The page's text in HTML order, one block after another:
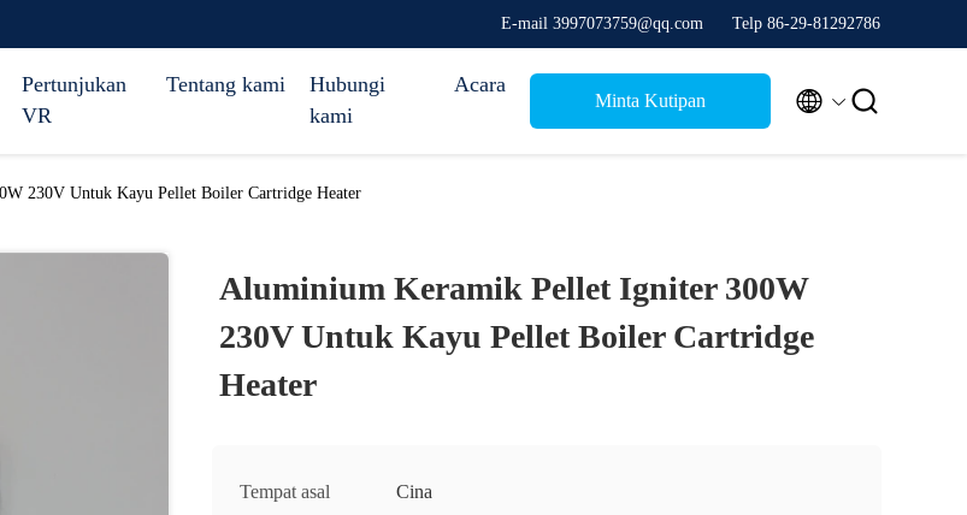
E-mail 3997073759@qq.com Telp 86-29-81292786
Pertunjukan
VR
Tentang kami
Hubungi
kami
Acara
Minta Kutipan  
230V Untuk Kayu Pellet Boiler Cartridge Heater
Aluminium Keramik Pellet Igniter 300W
230V Untuk Kayu Pellet Boiler Cartridge
Heater
Tempat asal Cina